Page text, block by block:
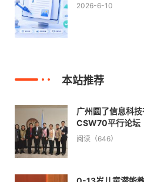
2026-6-10
本站推荐
广州圆了信息科
CSW70平行论坛
阅读（646）